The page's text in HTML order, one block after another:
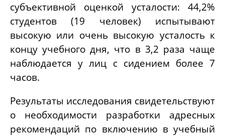
субъективной оценкой усталости: 44,2%
студентов (19 человек) испытывают
высокую или очень высокую усталость к
концу учебного дня, что в 3,2 раза чаще
наблюдается у лиц с сидением более 7
часов.
Результаты исследования свидетельствуют
о необходимости разработки адресных
рекомендаций по включению в учебный